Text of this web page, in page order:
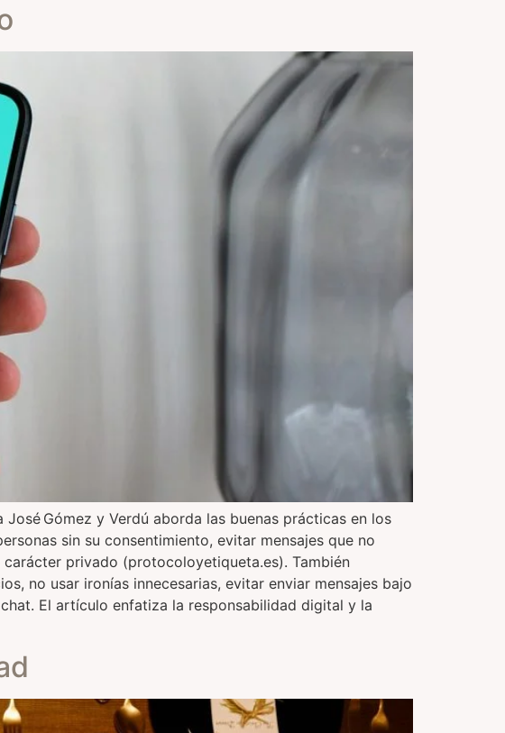
Gómez y Verdú aborda las buenas prácticas en los
sin su consentimiento, evitar mensajes que no
privado (protocoloyetiqueta.es). También
no usar ironías innecesarias, evitar enviar mensajes bajo
El artículo enfatiza la responsabilidad digital y la